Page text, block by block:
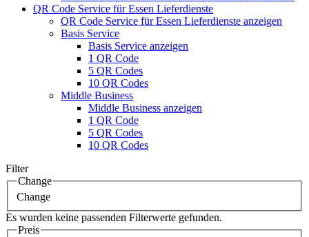
QR Code Service für Essen Lieferdienste
QR Code Service für Essen Lieferdienste anzeigen
Basis Service
Basis Service anzeigen
1 QR Code
5 QR Codes
10 QR Codes
Middle Business
Middle Business anzeigen
1 QR Code
5 QR Codes
10 QR Codes
Filter
Change
Change
Es wurden keine passenden Filterwerte gefunden.
Preis